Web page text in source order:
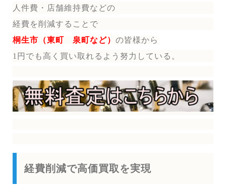
人件費・店舗維持費などの
経費を削減することで
桐生市（東町 泉町など） の皆様から
1円でも高く買い取れるよう努力している。
経費削減で高価買取を実現